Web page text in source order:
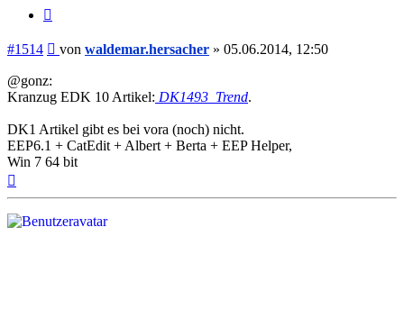
#1514 Beitrag
von waldemar.hersacher » 05.06.2014, 12:50
@gonz:
Kranzug EDK 10 Artikel: DK1493_Trend.
DK1 Artikel gibt es bei vora (noch) nicht.
EEP6.1 + CatEdit + Albert + Berta + EEP Helper,
Win 7 64 bit